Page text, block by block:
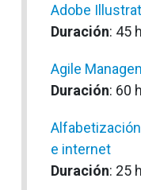
Adobe
Duración: 45
Agile
Duración: 60
e internet
Duración: 25